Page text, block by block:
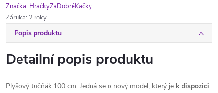
Značka: HračkyZaDobréKačky
Záruka: 2 roky
Popis produktu
Detailní popis produktu
Plyšový tučňák 100 cm. Jedná se o nový model, který je k dispozici